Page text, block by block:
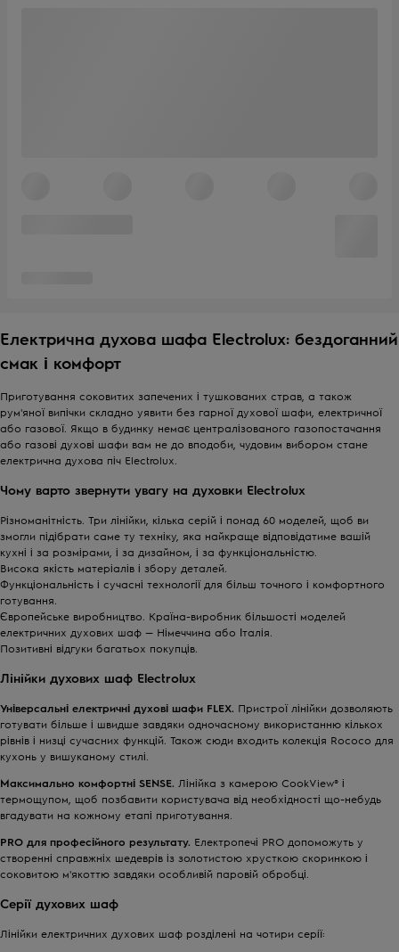
Електрична духова шафа Electrolux: бездоганний
смак і комфорт
Приготування соковитих запечених і тушкованих страв, а також
рум'яної випічки складно уявити без гарної духової шафи, електричної
або газової. Якщо в будинку немає централізованого газопостачання
або газові духові шафи вам не до вподоби, чудовим вибором стане
електрична духова піч Electrolux.
Чому варто звернути увагу на духовки Electrolux
Різноманітність. Три лінійки, кілька серій і понад 60 моделей, щоб ви
змогли підібрати саме ту техніку, яка найкраще відповідатиме вашій
кухні і за розмірами, і за дизайном, і за функціональністю.
Висока якість матеріалів і збору деталей.
Функціональність і сучасні технології для більш точного і комфортного
готування.
Європейське виробництво. Країна-виробник більшості моделей
електричних духових шаф — Німеччина або Італія.
Позитивні відгуки багатьох покупців.
Лінійки духових шаф Electrolux
Універсальні електричні духові шафи FLEX. Пристрої лінійки дозволяють
готувати більше і швидше завдяки одночасному використанню кількох
рівнів і низці сучасних функцій. Також сюди входить колекція Rococo для
кухонь у вишуканому стилі.
Максимально комфортні SENSE. Лінійка з камерою CookView® і
термощупом, щоб позбавити користувача від необхідності що-небудь
вгадувати на кожному етапі приготування.
PRO для професійного результату. Електропечі PRO допоможуть у
створенні справжніх шедеврів із золотистою хрусткою скоринкою і
соковитою м'якоттю завдяки особливій паровій обробці.
Серії духових шаф
Лінійки електричних духових шаф розділені на чотири серії: